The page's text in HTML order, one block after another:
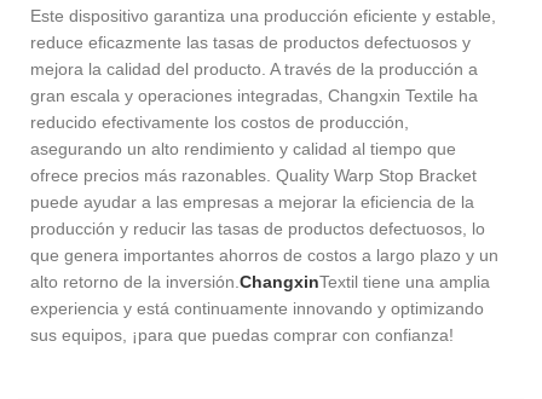
Este dispositivo garantiza una producción eficiente y estable,
reduce eficazmente las tasas de productos defectuosos y
mejora la calidad del producto. A través de la producción a
gran escala y operaciones integradas, Changxin Textile ha
reducido efectivamente los costos de producción,
asegurando un alto rendimiento y calidad al tiempo que
ofrece precios más razonables. Quality Warp Stop Bracket
puede ayudar a las empresas a mejorar la eficiencia de la
producción y reducir las tasas de productos defectuosos, lo
que genera importantes ahorros de costos a largo plazo y un
alto retorno de la inversión. ChangxinTextil tiene una amplia
experiencia y está continuamente innovando y optimizando
sus equipos, ¡para que puedas comprar con confianza!